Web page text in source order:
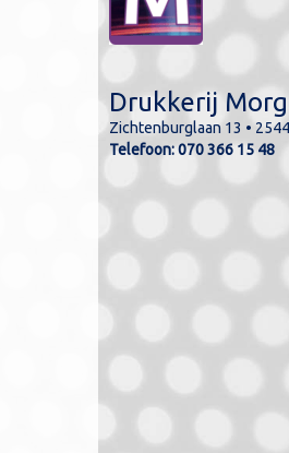
Drukkerij
Zichtenburglaan 13 •
Telefoon:070 366 15 48